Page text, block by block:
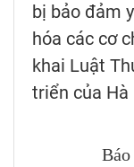
bị bảo đảm
hóa các cơ
khai Luật
triển của